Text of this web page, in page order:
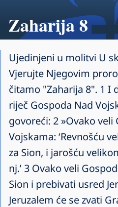
Zaharija 8
Ujedinjeni u molitvi U
Vjerujte Njegovim
čitamo "Zaharija 8". 1 I
riječ Gospoda Nad
govoreći: 2 »Ovako veli
Vojskama: ‘Revnošću
za Sion, i jarošću
nj.’ 3 Ovako veli
Sion i prebivati usred
Jeruzalem će se zvati